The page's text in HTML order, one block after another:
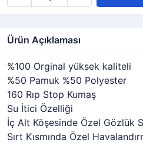
Ürün Açıklaması
%100 Orginal yüksek kaliteli
%50 Pamuk %50 Polyester
160 Rıp Stop Kumaş
Su İtici Özelliği
İç Alt Köşesinde Özel Gözlük
Sırt Kısmında Özel